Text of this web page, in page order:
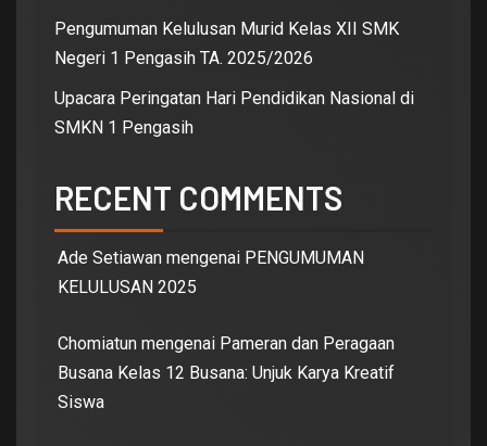
Pengumuman Kelulusan Murid Kelas XII SMK
Negeri 1 Pengasih TA. 2025/2026
Upacara Peringatan Hari Pendidikan Nasional di
SMKN 1 Pengasih
RECENT COMMENTS
Ade Setiawan mengenai PENGUMUMAN
KELULUSAN 2025
Chomiatun mengenai Pameran dan Peragaan
Busana Kelas 12 Busana: Unjuk Karya Kreatif
Siswa